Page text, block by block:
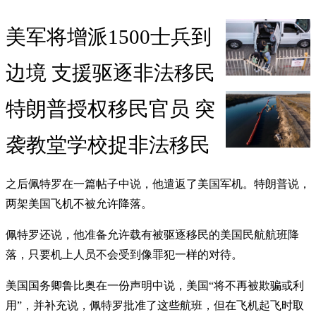
美军将增派1500士兵到
边境 支援驱逐非法移民
特朗普授权移民官员 突
袭教堂学校捉非法移民
之后佩特罗在一篇帖子中说，他遣返了美国军机。特朗普说，
两架美国飞机不被允许降落。
佩特罗还说，他准备允许载有被驱逐移民的美国民航航班降
落，只要机上人员不会受到像罪犯一样的对待。
美国国务卿鲁比奥在一份声明中说，美国“将不再被欺骗或利
用”，并补充说，佩特罗批准了这些航班，但在飞机起飞时取